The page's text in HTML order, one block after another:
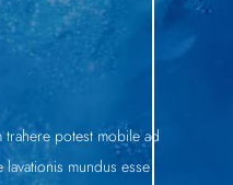
trahere potest mobile ad
lavationis mundus esse